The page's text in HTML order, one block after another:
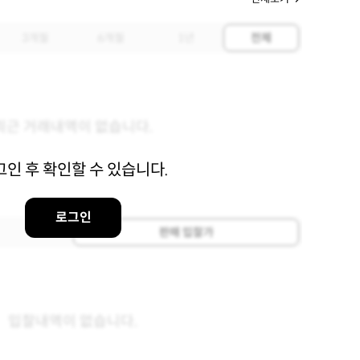
인 후 확인할 수 있습니다.
로그인
전체
판매 입찰가